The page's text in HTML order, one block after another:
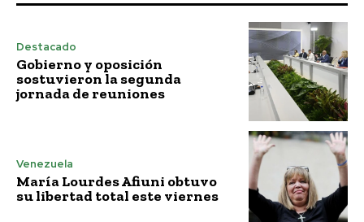
Destacado
Gobierno y oposición
sostuvieron la segunda
jornada de reuniones
Venezuela
María Lourdes Afiuni obtuvo
su libertad total este viernes